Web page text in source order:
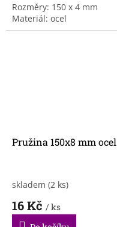
Rozměry: 150 x 4 mm
Materiál: ocel
Pružina 150x8 mm ocel
skladem (2 ks)
16 Kč / ks